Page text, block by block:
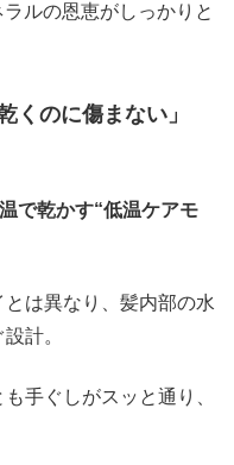
ルの恩恵がしっかりと
くのに傷まない」
で乾かす“低温ケアモ
は異なり、髪内部の水
計。
手ぐしがスッと通り、